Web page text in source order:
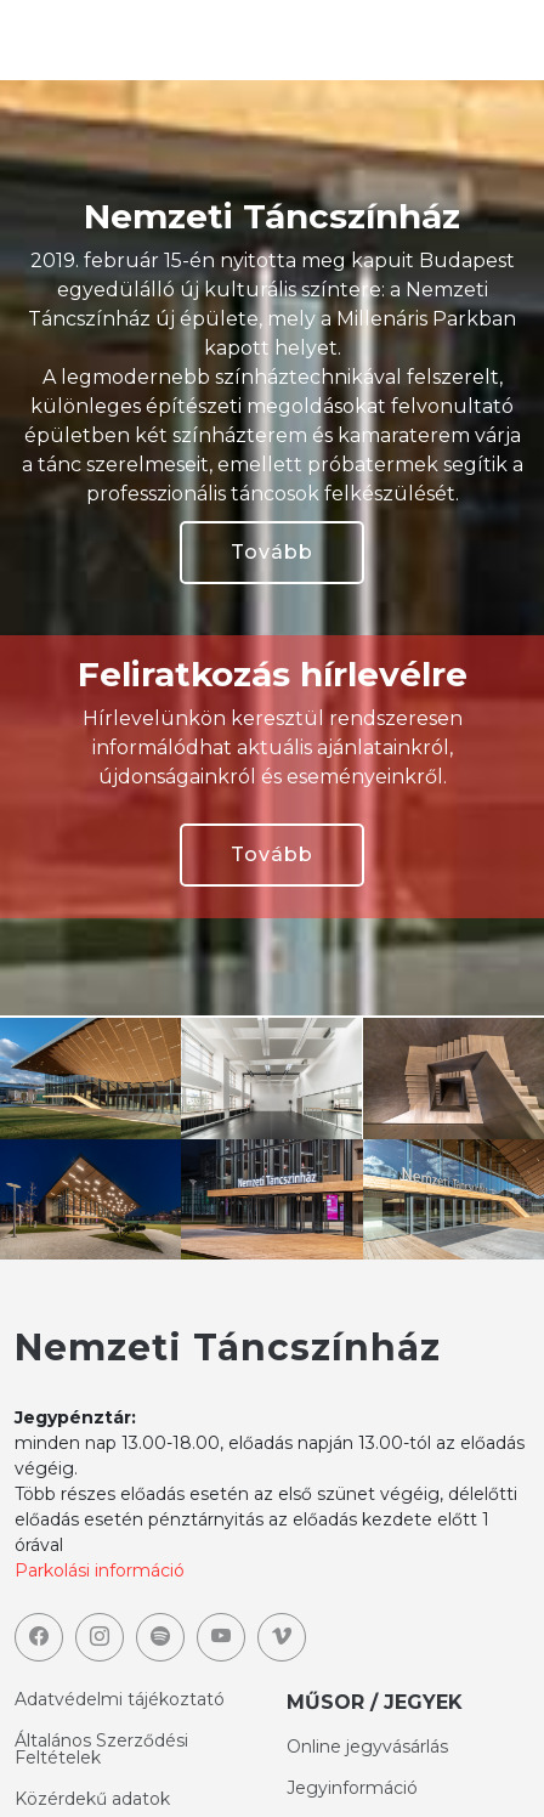
Nemzeti Táncszínház
2019. február 15-én nyitotta meg kapuit Budapest
egyedülálló új kulturális színtere: a Nemzeti
Táncszínház új épülete, mely a Millenáris Parkban
kapott helyet.
A legmodernebb színháztechnikával felszerelt,
különleges építészeti megoldásokat felvonultató
épületben két színházterem és kamaraterem várja
a tánc szerelmeseit, emellett próbatermek segítik a
professzionális táncosok felkészülését.
Tovább
Feliratkozás hírlevélre
Hírlevelünkön keresztül rendszeresen
informálódhat aktuális ajánlatainkról,
újdonságainkról és eseményeinkről.
Tovább
Nemzeti Táncszínház
Jegypénztár:
minden nap 13.00-18.00, előadás napján 13.00-tól az előadás
végéig.
Több részes előadás esetén az első szünet végéig, délelőtti
előadás esetén pénztárnyitás az előadás kezdete előtt 1
órával
Parkolási információ
Adatvédelmi tájékoztató
Általános Szerződési
Feltételek
Közérdekű adatok
MŰSOR / JEGYEK
Online jegyvásárlás
Jegyinformáció